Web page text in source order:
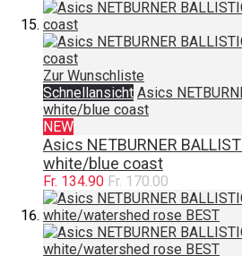
Zur Wunschliste
Schnellansicht Asics
white/blue coast
NEW
Asics NETBURNER
white/blue coast
Fr. 134.90 Fr. 170.00